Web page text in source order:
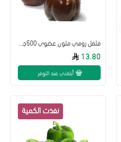
13.80
أبلغني عند التوفر